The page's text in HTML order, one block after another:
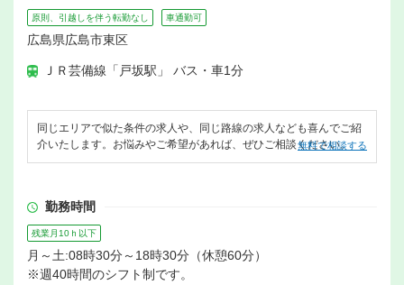
原則、引越しを伴う転勤なし 車通勤可
広島県広島市東区
ＪＲ芸備線「戸坂駅」 バス・車1分
同じエリアで似た条件の求人や、同じ路線の求人なども喜んでご紹
介いたします。お悩みやご希望があれば、ぜひご相談ください。
無料で相談する
勤務時間
残業月10ｈ以下
月～土:08時30分～18時30分（休憩60分）
※週40時間のシフト制です。